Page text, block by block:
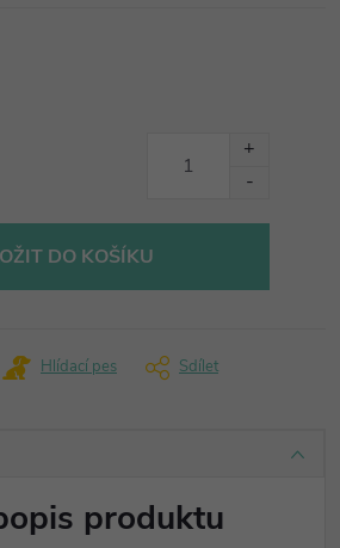
DO KOŠÍKU
Hlídací pes Sdílet
produktu